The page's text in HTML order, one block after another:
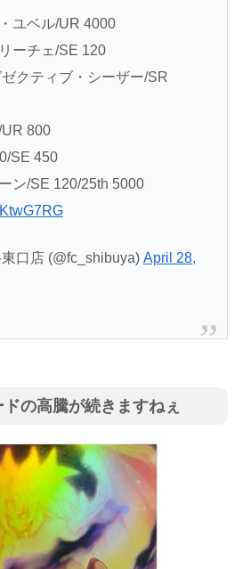
ユベル/UR 4000
ーチェ/SE 120
クティブ・シーザー/SR
800
SE 450
ン/SE 120/25th 5000
口店 (@fc_shibuya) April 28,
の高騰が続きますねぇ